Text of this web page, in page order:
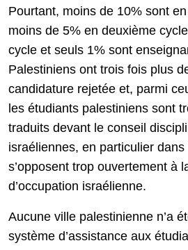
Pourtant, moins de 10% sont
moins de 5% en deuxième
cycle et seuls 1% sont
Palestiniens ont trois fois plus
candidature rejetée et, parmi
les étudiants palestiniens sont
traduits devant le conseil
israéliennes, en particulier
s’opposent trop ouvertement à
d’occupation israélienne.
Aucune ville palestinienne n’a
système d’assistance aux